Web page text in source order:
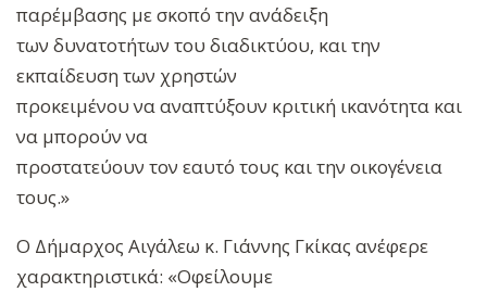
παρέμβασης με σκοπό την ανάδειξη
των δυνατοτήτων του διαδικτύου, και την
εκπαίδευση των χρηστών
προκειμένου να αναπτύξουν κριτική ικανότητα και
να μπορούν να
προστατεύουν τον εαυτό τους και την οικογένεια
τους.»
Ο Δήμαρχος Αιγάλεω κ. Γιάννης Γκίκας ανέφερε
χαρακτηριστικά: «Οφείλουμε